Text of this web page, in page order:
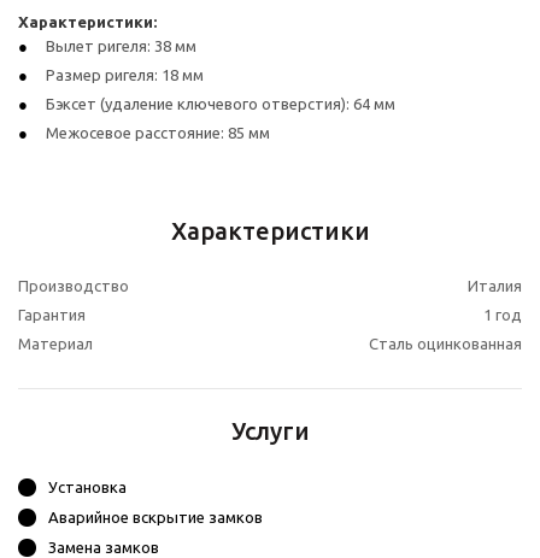
Характеристики:
Вылет ригеля: 38 мм
Размер ригеля: 18 мм
Бэксет (удаление ключевого отверстия): 64 мм
Межосевое расстояние: 85 мм
Характеристики
Производство
Италия
Гарантия
1 год
Материал
Сталь оцинкованная
Услуги
Установка
Аварийное вскрытие замков
Замена замков